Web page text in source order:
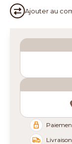
Ajouter au